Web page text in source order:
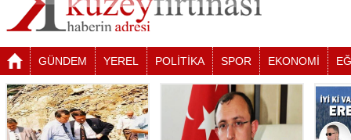
GÜNDEM YEREL POLİTİKA SPOR EKONOMİ